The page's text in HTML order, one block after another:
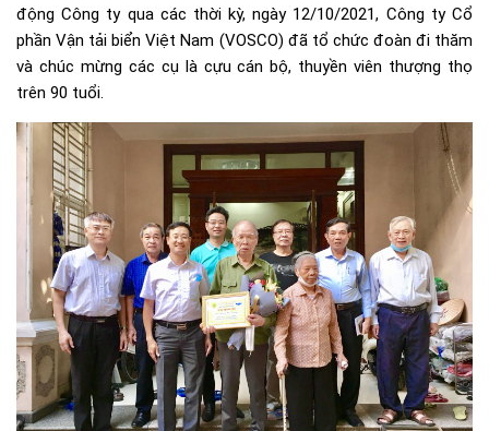
động Công ty qua các thời kỳ, ngày 12/10/2021, Công ty Cổ
phần Vận tải biển Việt Nam (VOSCO) đã tổ chức đoàn đi thăm
và chúc mừng các cụ là cựu cán bộ, thuyền viên thượng thọ
trên 90 tuổi.